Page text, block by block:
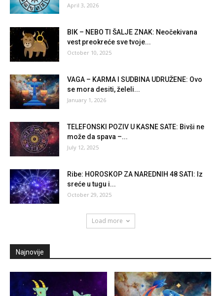
April 3, 2026
BIK – NEBO TI ŠALJE ZNAK: Neočekivana
vest preokreće sve tvoje...
October 10, 2025
VAGA – KARMA I SUDBINA UDRUŽENE: Ovo
se mora desiti, želeli...
January 1, 2026
TELEFONSKI POZIV U KASNE SATE: Bivši ne
može da spava –...
July 12, 2025
Ribe: HOROSKOP ZA NAREDNIH 48 SATI: Iz
sreće u tugu i...
October 29, 2025
Load more
Najnovije